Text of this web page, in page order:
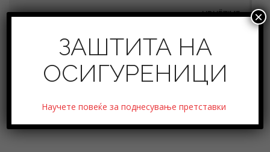
UDHËZIME
Kërkesë për monitorimin tremujor të shoqërive të
sigurimeve të jetës
ЗАШТИТА НА
ОСИГУРЕНИЦИ
Научете повеќе за поднесување претставки
×